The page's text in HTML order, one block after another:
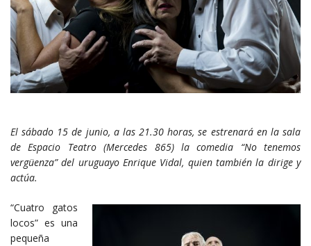
El sábado 15 de junio, a las 21.30 horas, se estrenará en la sala
de Espacio Teatro (Mercedes 865) la comedia “No tenemos
vergüenza” del uruguayo Enrique Vidal, quien también la dirige y
actúa.
“Cuatro gatos
locos” es una
pequeña